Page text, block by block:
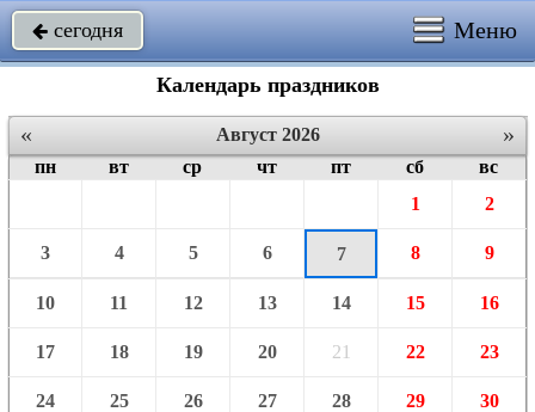
 сегодня Меню
Календарь праздников
« »
Август 2026
пн
вт ср чт пт сб
вс
1
2
3 4 5 6 7 8 9
10 11 12 13 14 15 16
17 18 19 20 21 22 23
24 25 26 27 28 29 30